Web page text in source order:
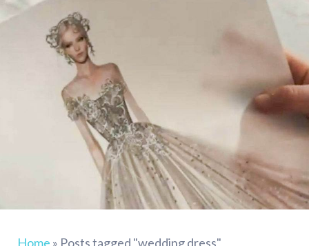
Home » Posts tagged "wedding dress"